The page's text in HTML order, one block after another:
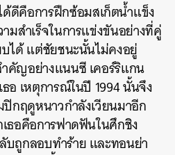
ดีคือการฝึกซ้อมสเก็ตน้ำแข็ง
มสำเร็จในการแข่งขันอย่างที่คู่
ได้ แต่ชัยชนะนั้นไม่คงอยู่
คัญอย่างแนนซี เคอร์ริแกน
อ เหตุการณ์ในปี 1994 นั้นจึง
กฤดูหนาวกำลังเวียนมาอีก
ธอคือการฟาดฟันในศึกชิง
ถูกลอบทำร้าย และทอนย่า